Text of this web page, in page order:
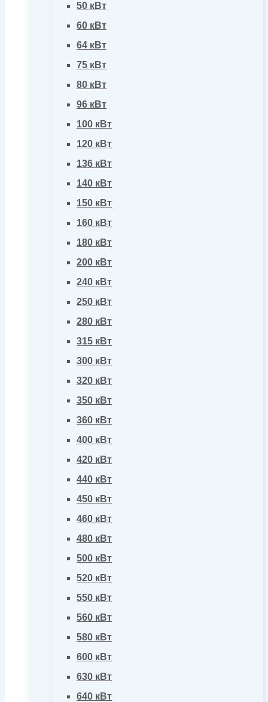
50 кВт
60 кВт
64 кВт
75 кВт
80 кВт
96 кВт
100 кВт
120 кВт
136 кВт
140 кВт
150 кВт
160 кВт
180 кВт
200 кВт
240 кВт
250 кВт
280 кВт
315 кВт
300 кВт
320 кВт
350 кВт
360 кВт
400 кВт
420 кВт
440 кВт
450 кВт
460 кВт
480 кВт
500 кВт
520 кВт
550 кВт
560 кВт
580 кВт
600 кВт
630 кВт
640 кВт